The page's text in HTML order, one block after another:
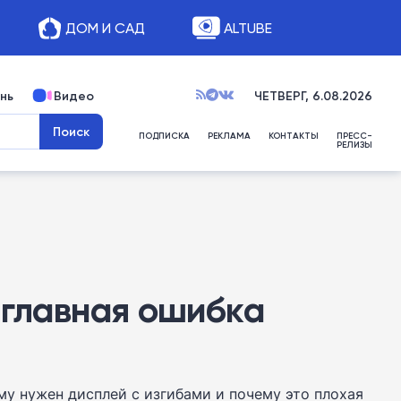
ДОМ И САД ALTUBE
Видео ЧЕТВЕРГ, 6.08.2026
ПОДПИСКА РЕКЛАМА КОНТАКТЫ ПРЕСС-
РЕЛИЗЫ
ошибка
нужен дисплей с изгибами и почему это плохая